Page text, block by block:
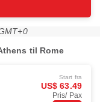
til Rome
Start fra
US$ 63.49
Pris/ Pax